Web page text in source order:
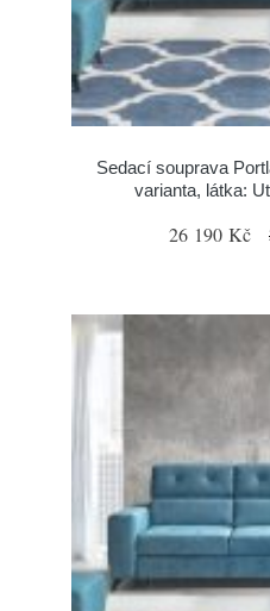
Sedací souprava
varianta, látka:
26 190 Kč